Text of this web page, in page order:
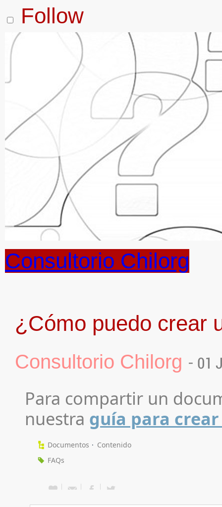
Follow
Consultorio Chilorg
¿Cómo puedo crear
Consultorio Chilorg - 01
Para compartir un
nuestra guía para
Documentos
Contenido
FAQs